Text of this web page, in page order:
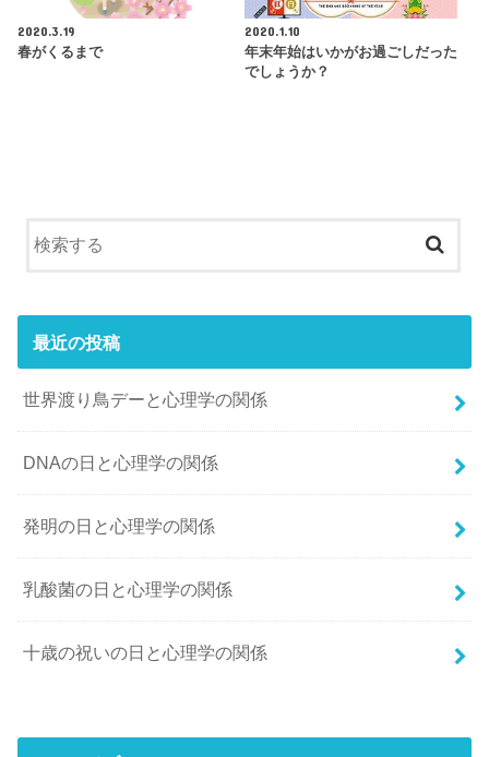
2020.3.19
春がくるまで
2020.1.10
年末年始はいかがお過ごしだった
でしょうか？
最近の投稿
世界渡り鳥デーと心理学の関係
DNAの日と心理学の関係
発明の日と心理学の関係
乳酸菌の日と心理学の関係
十歳の祝いの日と心理学の関係